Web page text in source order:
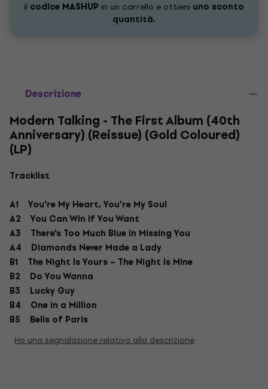
il codice MASHUP in un carrello e ottieni uno sconto
quantità.
Descrizione
Modern Talking - The First Album (40th
Anniversary) (Reissue) (Gold Coloured)
(LP)
Tracklist
A1 You're My Heart, You're My Soul
A2 You Can Win If You Want
A3 There's Too Much Blue in Missing You
A4 Diamonds Never Made a Lady
B1 The Night Is Yours – The Night Is Mine
B2 Do You Wanna
B3 Lucky Guy
B4 One in a Million
B5 Bells of Paris
Ho una segnalazione relativa alla descrizione